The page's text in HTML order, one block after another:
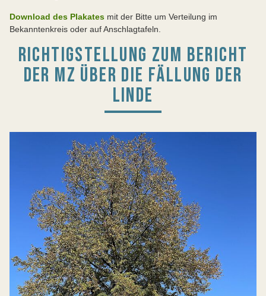
Download des Plakates mit der Bitte um Verteilung im
Bekanntenkreis oder auf Anschlagtafeln.
RICHTIGSTELLUNG ZUM BERICHT
DER MZ ÜBER DIE FÄLLUNG DER
LINDE